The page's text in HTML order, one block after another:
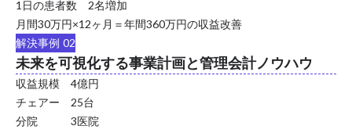
1日の患者数 2名増加
月間30万円×12ヶ月＝年間360万円の収益改善
解決事例 02
未来を可視化する事業計画と管理会計ノウハウ
収益規模 4億円
チェアー 25台
分院 3医院